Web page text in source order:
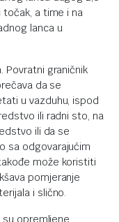
a time i na
lanca u
Povratni graničnik
da se
u vazduhu, ispod
ili radni sto, na
ili da se
sa odgovarajućim
može koristiti
pomjeranje
i slično.
su opremljene